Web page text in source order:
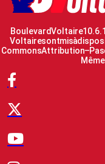
Boulevard Voltaire
Voltaire sont mis à
Commons Attribution –